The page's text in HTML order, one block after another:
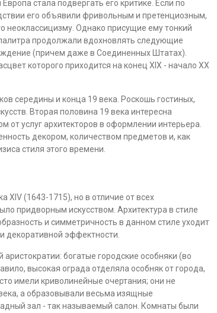
стала подвергать его критике. Если по
его объявили фривольным и претенциозным,
неоклассицизму. Однако присущие ему тонкий
продолжали вдохновлять следующие
(причем даже в Соединенных Штатах).
которого приходится на конец XIX - начало ХХ
середины и конца 19 века. Роскошь гостиных,
Вторая половина 19 века интересна
от услуг архитекторов в оформлении интерьера.
декором, количеством предметов и, как
стиля этого времени.
XIV (1643-1715), но в отличие от всех
придворным искусством. Архитектура в стиле
и симметричность в данном стиле уходит
декоративной эффектности.
богатые городские особняки (во
высокая ограда отделяла особняк от города,
имели криволинейные очертания; они не
а образовывали весьма изящные
зал - так называемый салон. Комнаты были